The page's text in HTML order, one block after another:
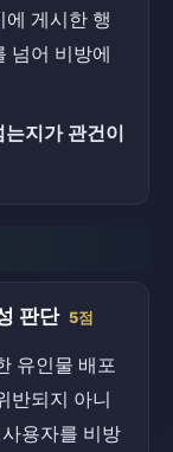
게시한 행
넘어 비방에
지가 관건이
판단 5점
유인물 배포
반되지 아니
용자를 비방